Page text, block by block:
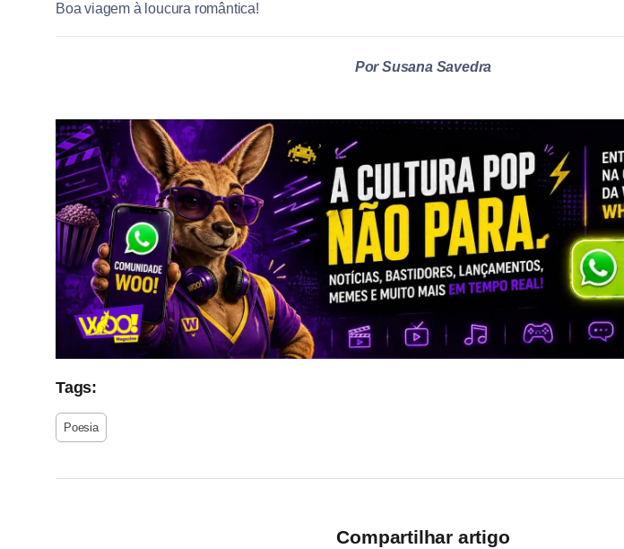
Boa viagem à loucura romântica!
Por Susana Savedra
Tags:
Poesia
Compartilhar artigo